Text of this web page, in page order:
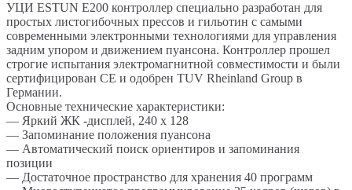
УЦИ ESTUN E200 контроллер специально разработан для
простых листогибочных прессов и гильотин с самыми
современными электронными технологиями для управления
задним упором и движением пуансона. Контроллер прошел
строгие испытания электромагнитной совместимости и были
сертифицирован CE и одобрен TUV Rheinland Group в
Германии.
Основные технические характеристики:
— Яркий ЖК -дисплей, 240 х 128
— Запоминание положения пуансона
— Автоматический поиск ориентиров и запоминания
позиции
— Достаточное пространство для хранения 40 программ